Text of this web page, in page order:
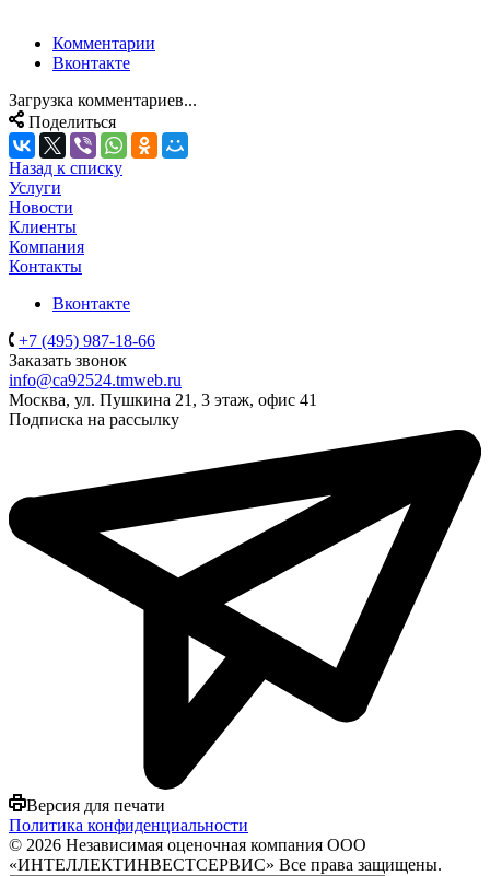
Комментарии
Вконтакте
Загрузка комментариев...
Поделиться
Назад к списку
Услуги
Новости
Клиенты
Компания
Контакты
Вконтакте
+7 (495) 987-18-66
Заказать звонок
info@ca92524.tmweb.ru
Москва, ул. Пушкина 21, 3 этаж, офис 41
Подписка на рассылку
Версия для печати
Политика конфиденциальности
© 2026 Независимая оценочная компания ООО
«ИНТЕЛЛЕКТИНВЕСТСЕРВИС» Все права защищены.